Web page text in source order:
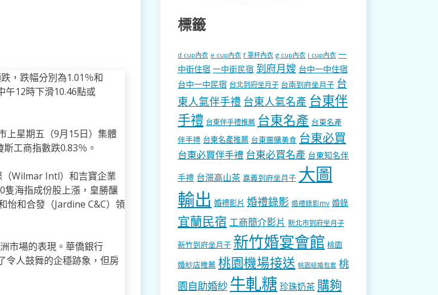
，跌幅分別為1.01％和
午12時下滑10.46點或
上星期五（9月15日）集體
工商指數跌0.83％。
Wilmar Intl）和吉寶企業
隻海指成份股上漲，皇勝釀
和合發（Jardine C&C）領
市場的表現。華僑銀行
令人鼓舞的企穩跡象，但房
標籤
d cup內衣 e cup內衣 f 罩杯內衣 g cup內衣 i cup內衣 一
中街住宿 一中街民宿 到府月嫂 台中一中住宿
台中一中民宿 台北到府坐月子 台南到府坐月子 台
東人氣伴手禮 台東人氣名產 台東伴
手禮 台東伴手禮推薦 台東名產 台東名產
伴手禮 台東名產推薦 台東團購美食 台東必買
台東必買伴手禮 台東必買名產 台東知名伴
手禮 台灣高山茶 嘉義到府坐月子 大圖
輸出 婚禮影片 婚禮錄影 婚禮錄影mv 婚錄
宜蘭民宿 工商簡介影片 新北市到府坐月子
新竹到府坐月子 新竹婚宴會館 桃園
婚紗店推薦 桃園機場接送 桃園結婚包套 桃
園自助婚紗 牛軋糖 珍珠奶茶 購夠